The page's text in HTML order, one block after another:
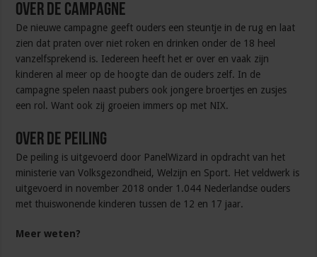
Over de campagne
De nieuwe campagne geeft ouders een steuntje in de rug en laat
zien dat praten over niet roken en drinken onder de 18 heel
vanzelfsprekend is. Iedereen heeft het er over en vaak zijn
kinderen al meer op de hoogte dan de ouders zelf. In de
campagne spelen naast pubers ook jongere broertjes en zusjes
een rol. Want ook zij groeien immers op met NIX.
Over de peiling
De peiling is uitgevoerd door PanelWizard in opdracht van het
ministerie van Volksgezondheid, Welzijn en Sport. Het veldwerk is
uitgevoerd in november 2018 onder 1.044 Nederlandse ouders
met thuiswonende kinderen tussen de 12 en 17 jaar.
Meer weten?